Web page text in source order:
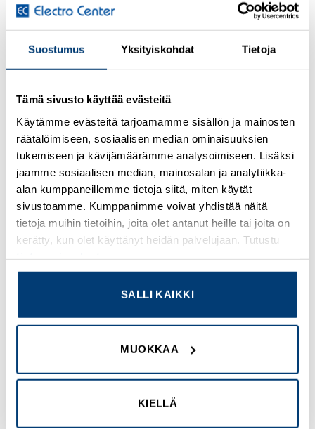
Suostumus Yksityiskohdat Tietoja
Tämä sivusto käyttää evästeitä
Käytämme evästeitä tarjoamamme sisällön ja mainosten
räätälöimiseen, sosiaalisen median ominaisuuksien
tukemiseen ja kävijämäärämme analysoimiseen. Lisäksi
jaamme sosiaalisen median, mainosalan ja analytiikka-
alan kumppaneillemme tietoja siitä, miten käytät
sivustoamme. Kumppanimme voivat yhdistää näitä
tietoja muihin tietoihin, joita olet antanut heille tai joita on
kerätty, kun olet käyttänyt heidän palvelujaan. Tutustu
SALLI KAIKKI
MUOKKAA
KIELLÄ
Uusi
Kirjaudu sisään nähdäksesi hinnat ja käyttääksesi
Uudet tuotteet
TUTUSTU MYÖS
Add to
RITTAL